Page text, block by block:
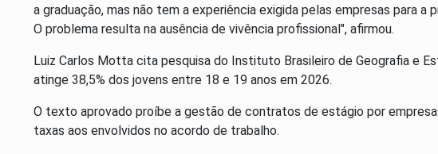
a graduação, mas não tem a experiência exigida pelas empresas para a
O problema resulta na ausência de vivência profissional", afirmou.
Luiz Carlos Motta cita pesquisa do Instituto Brasileiro de Geografia e
atinge 38,5% dos jovens entre 18 e 19 anos em 2026.
O texto aprovado proíbe a gestão de contratos de estágio por
taxas aos envolvidos no acordo de trabalho.